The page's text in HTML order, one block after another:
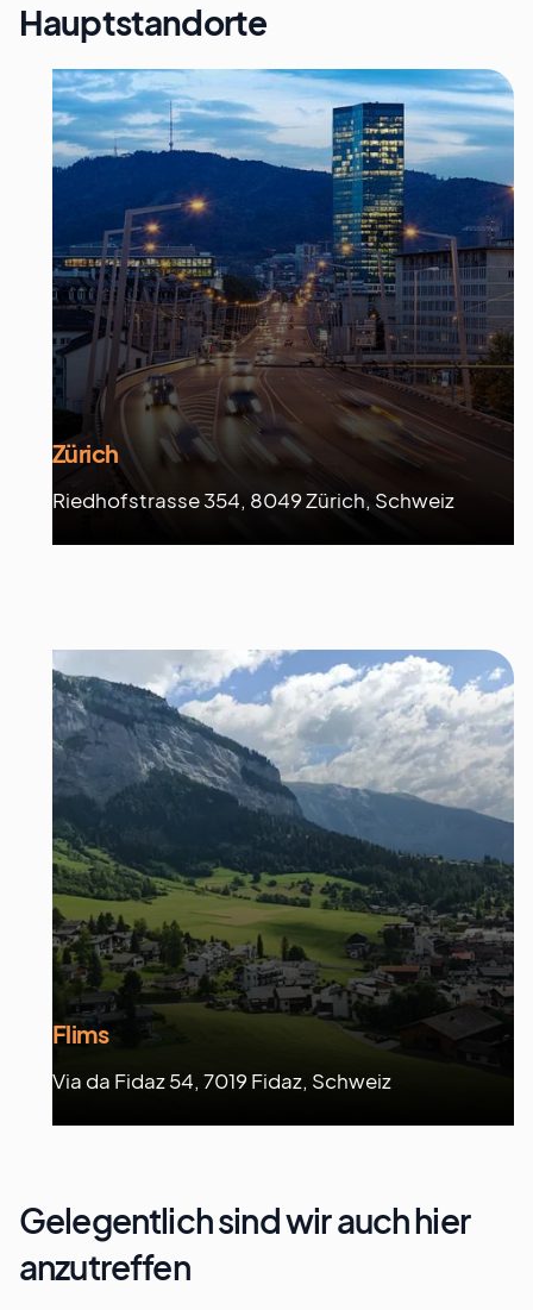
Hauptstandorte
Zürich
Riedhofstrasse 354, 8049 Zürich, Schweiz
Flims
Via da Fidaz 54, 7019 Fidaz, Schweiz
Gelegentlich sind wir auch hier
anzutreffen